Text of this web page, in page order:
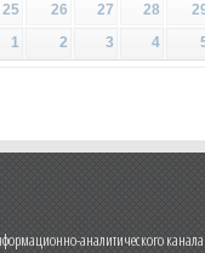
25 26 27 28
1 2 3 4
аналитического канала